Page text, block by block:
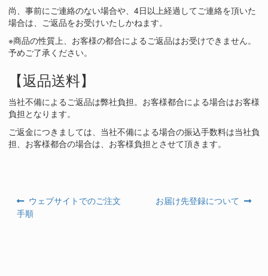
尚、事前にご連絡のない場合や、4日以上経過してご連絡を頂いた
場合は、ご返品をお受けいたしかねます。
※商品の性質上、お客様の都合によるご返品はお受けできません。
予めご了承ください。
【返品送料】
当社不備によるご返品は弊社負担。お客様都合による場合はお客様
負担となります。
ご返金につきましては、当社不備による場合の振込手数料は当社負
担、お客様都合の場合は、お客様負担とさせて頂きます。
投
過
去
ウェブサイトでのご注文
手順
次
お届け先登録について